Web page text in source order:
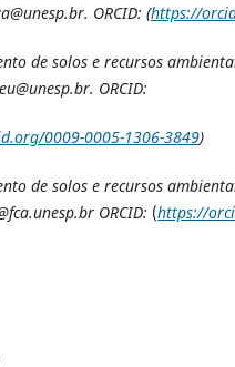
ORCID: (https://
de solos e recursos
ORCID:
0009-0005-1306-3849)
de solos e recursos
ORCID: (https://